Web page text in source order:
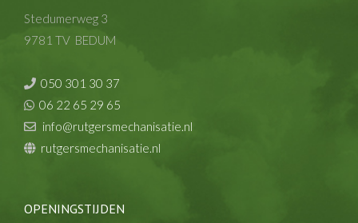
Stedumerweg 3
9781 TV BEDUM
050 301 30 37
06 22 65 29 65
info@rutgersmechanisatie.nl
rutgersmechanisatie.nl
OPENINGSTIJDEN